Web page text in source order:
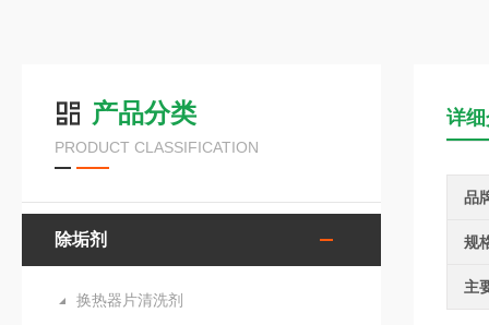
产品分类
PRODUCT CLASSIFICATION
除垢剂
换热器片清洗剂
详
品
规
主